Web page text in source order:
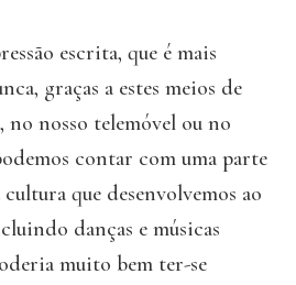
escrita, que é mais
graças a estes meios de
no nosso telemóvel ou no
contar com uma parte
que desenvolvemos ao
danças e músicas
muito bem ter-se